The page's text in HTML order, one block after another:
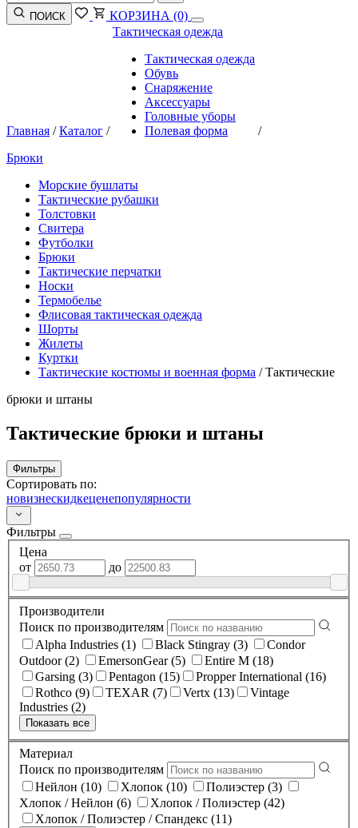
ПОИСК КОРЗИНА (0)
Главная /Каталог /
Тактическая одежда
Тактическая одежда
Обувь
Снаряжение
Аксессуары
Головные уборы
Полевая форма
/
Брюки
Морские бушлаты
Тактические рубашки
Толстовки
Свитера
Футболки
Брюки
Тактические перчатки
Носки
Термобелье
Флисовая тактическая одежда
Шорты
Жилеты
Куртки
Тактические костюмы и военная форма /Тактические
брюки и штаны
Тактические брюки и штаны
Фильтры
Сортировать по:
новизнескидкеценепопулярности
Фильтры
Цена
от
до
Производители
Поиск по производителям
Alpha Industries (1)
Black Stingray (3)
Condor
Outdoor (2)
EmersonGear (5)
Entire M (18)
Garsing (3)
Pentagon (15)
Propper International (16)
Rothco (9)
TEXAR (7) Vertx (13)
Vintage
Industries (2)
Показать все
Материал
Поиск по производителям
Нейлон (10)
Хлопок (10)
Полиэстер (3)
Хлопок / Нейлон (6)
Хлопок / Полиэстер (42)
Хлопок / Полиэстер / Спандекс (11)